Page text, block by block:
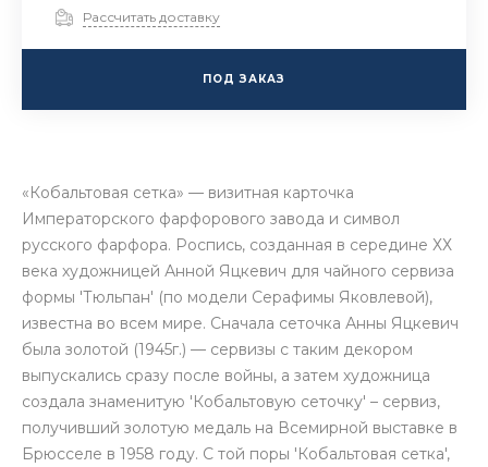
Рассчитать доставку
ПОД ЗАКАЗ
«Кобальтовая сетка» — визитная карточка
Императорского фарфорового завода и символ
русского фарфора. Роспись, созданная в середине ХХ
века художницей Анной Яцкевич для чайного сервиза
формы 'Тюльпан' (по модели Серафимы Яковлевой),
известна во всем мире. Сначала сеточка Анны Яцкевич
была золотой (1945г.) — сервизы с таким декором
выпускались сразу после войны, а затем художница
создала знаменитую 'Кобальтовую сеточку' – сервиз,
получивший золотую медаль на Всемирной выставке в
Брюсселе в 1958 году. С той поры 'Кобальтовая сетка',